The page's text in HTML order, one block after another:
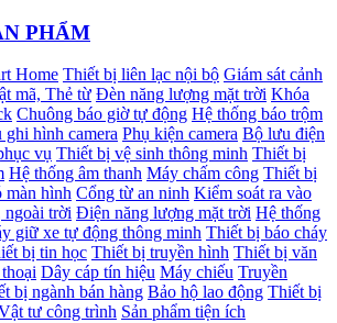
PHẨM
Home Thiết bị liên lạc nội bộ Giám sát cảnh
mã, Thẻ từ Đèn năng lượng mặt trời Khóa
Chuông báo giờ tự động Hệ thống báo trộm
ghi hình camera Phụ kiện camera Bộ lưu điện
vụ Thiết bị vệ sinh thông minh Thiết bị
Hệ thống âm thanh Máy chấm công Thiết bị
màn hình Cổng từ an ninh Kiểm soát ra vào
ngoài trời Điện năng lượng mặt trời Hệ thống
giữ xe tự động thông minh Thiết bị báo cháy
bị tin học Thiết bị truyền hình Thiết bị văn
Dây cáp tín hiệu Máy chiếu Truyền
bị ngành bán hàng Bảo hộ lao động Thiết bị
tư công trình Sản phẩm tiện ích